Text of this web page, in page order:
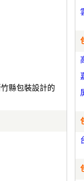
縣包裝設計的